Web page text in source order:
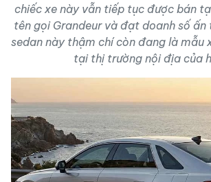
chiếc xe này vẫn tiếp tục được bán
tên gọi Grandeur và đạt doanh số ấn
sedan này thậm chí còn đang là mẫu
tại thị trường nội địa của